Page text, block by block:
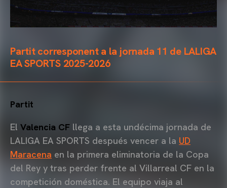
Partit corresponent a la jornada 11 de LALIGA
EA SPORTS 2025-2026
Partit
El Valencia CF llega a esta undécima jornada de
LALIGA EA SPORTS después vencer a la UD
Maracena en la primera eliminatoria de la Copa
del Rey y tras perder frente al Villarreal CF en la
competición doméstica. El equipo viaja al